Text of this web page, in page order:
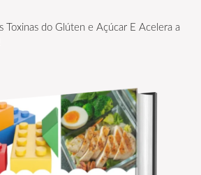
Toxinas do Glúten e Açúcar E Acelera a